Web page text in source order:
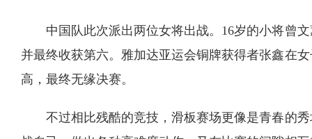
中国队此次派出两位女将出战。16岁的小将曾
并最终收获第六。雅加达亚运会铜牌获得者张鑫在
高，最终无缘决赛。
不过相比残酷的竞技，滑板赛场更像是青春的